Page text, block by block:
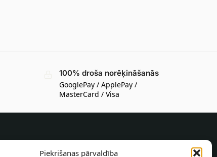
Piekrišanas pārvaldība
100% droša norēķināšanās
GooglePay / ApplePay /
MasterCard / Visa
INFORMĀCIJA PIRCĒJAM